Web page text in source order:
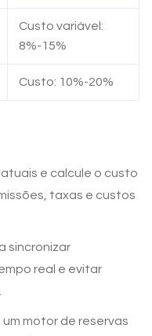
Custo variável:
8%-15%
Custo: 10%-20%
e calcule o custo
taxas e custos
sincronizar
real e evitar
motor de reservas